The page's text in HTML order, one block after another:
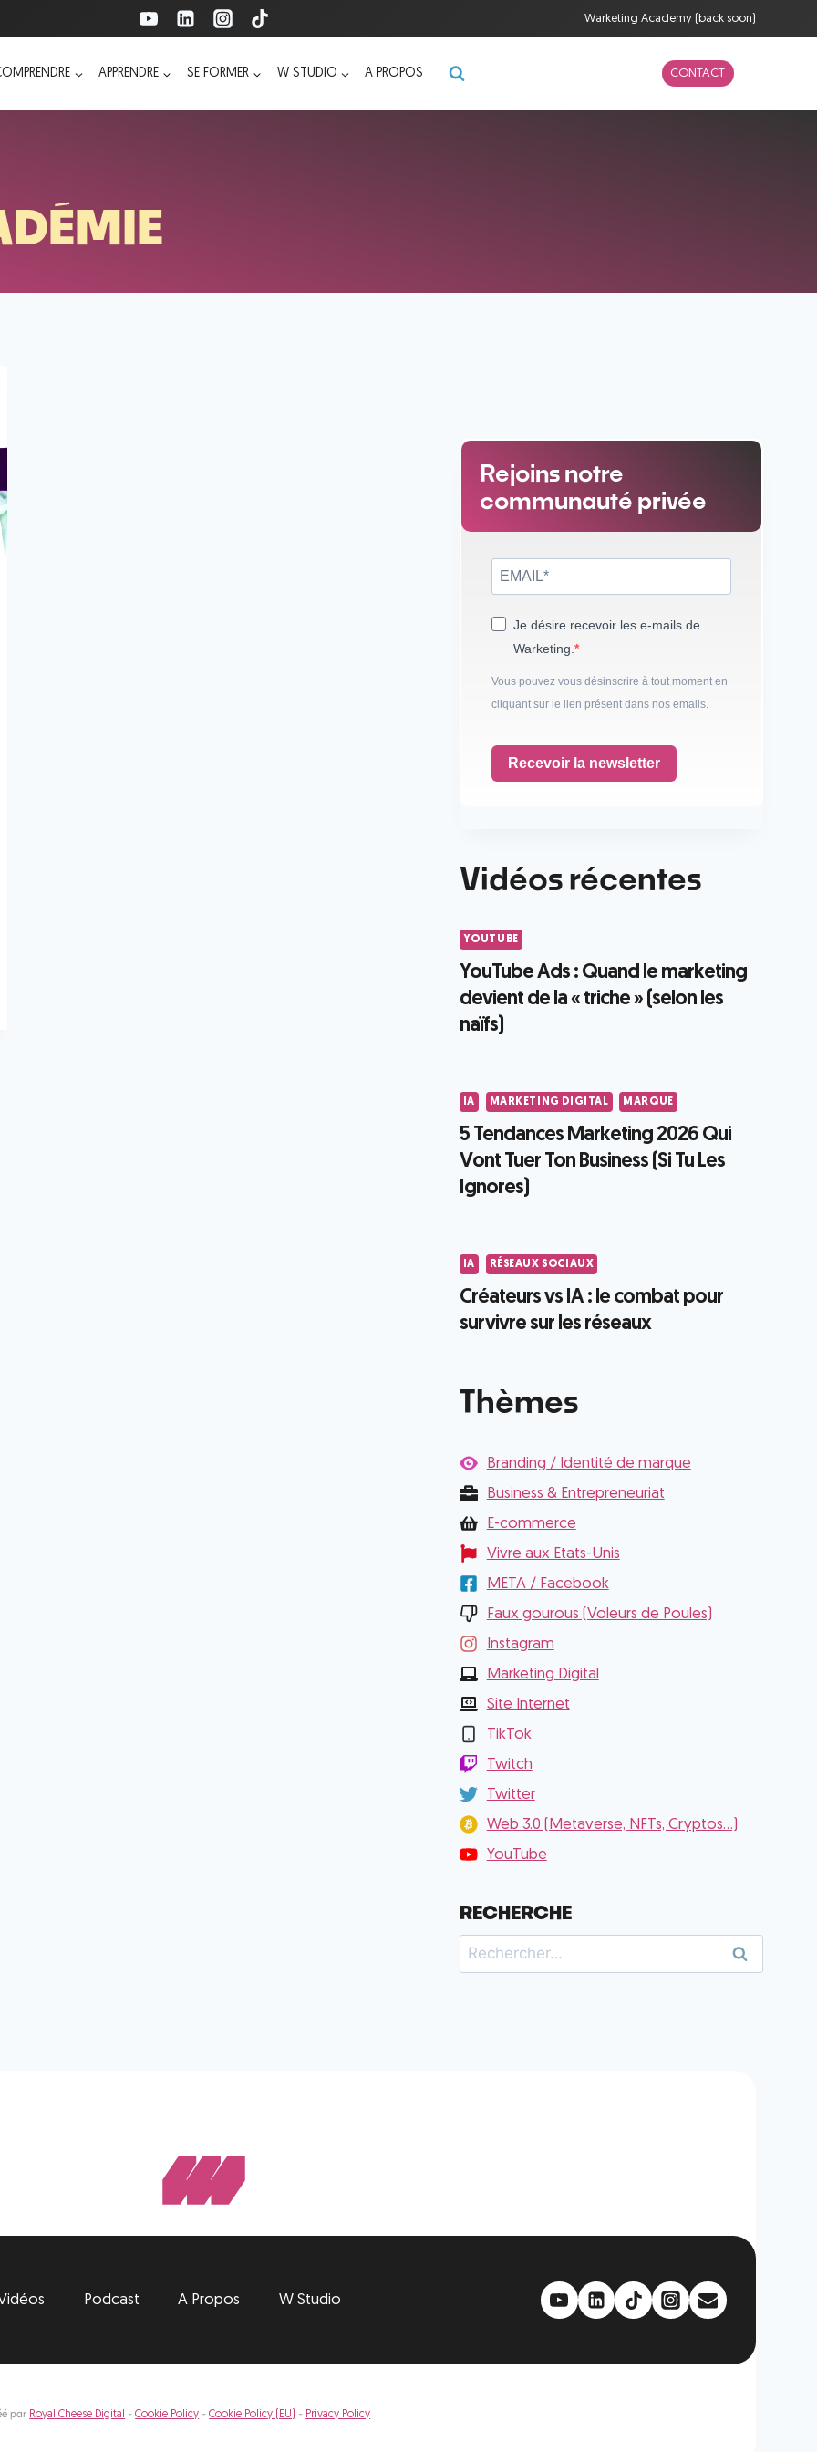
Warketing Academy (back soon)
APPRENDRE SE FORMER W STUDIO A PROPOS CONTACT
Rejoins notre
communauté privée
Je désire recevoir les e-mails de
Warketing.
Vous pouvez vous désinscrire à tout moment en
cliquant sur le lien présent dans nos emails.
Recevoir la newsletter
Vidéos récentes
YOUTUBE
YouTube Ads : Quand le marketing
devient de la « triche » (selon les
naïfs)
IA MARKETING DIGITAL MARQUE
5 Tendances Marketing 2026 Qui
Vont Tuer Ton Business (Si Tu Les
Ignores)
IA RÉSEAUX SOCIAUX
Créateurs vs IA : le combat pour
survivre sur les réseaux
Thèmes
Branding / Identité de marque
Business & Entrepreneuriat
E-commerce
Vivre aux Etats-Unis
META / Facebook
Faux gourous (Voleurs de Poules)
Instagram
Marketing Digital
Site Internet
TikTok
Twitch
Twitter
Web 3.0 (Metaverse, NFTs, Cryptos...)
YouTube
RECHERCHE
Podcast A Propos W Studio
par Royal Cheese Digital -Cookie Policy -Cookie Policy (EU) - Privacy Policy